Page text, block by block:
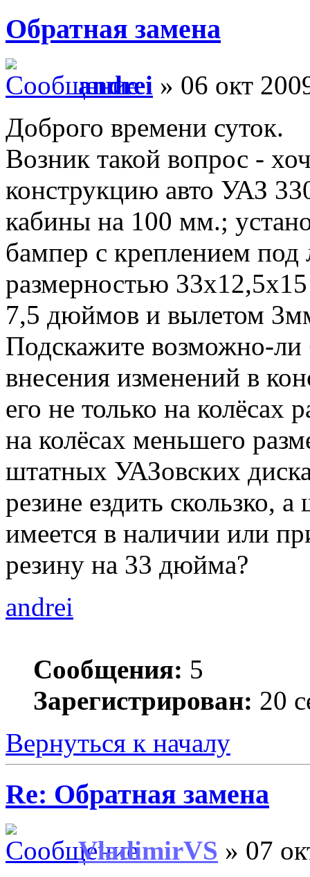
Обратная замена
andrei » 06 окт
Доброго времени суток.
Возник такой вопрос -
конструкцию авто УАЗ
кабины на 100 мм.;
бампер с креплением под
размерностью
7,5 дюймов и вылетом
Подскажите возможно-ли
внесения изменений в
его не только на
на колёсах меньшего
штатных УАЗовских
резине ездить скользко,
имеется в наличии или
резину на 33 дюйма?
andrei
Сообщения: 5
Зарегистрирован: 20
Вернуться к началу
Re: Обратная замена
VladimirVS » 07